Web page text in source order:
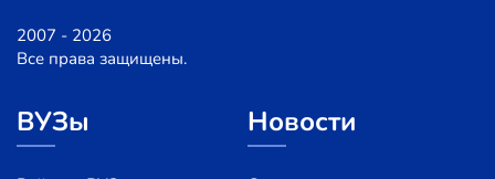
2007 - 2026
Все права защищены.
ВУЗы Новости